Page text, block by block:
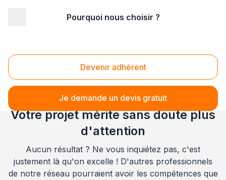
Pourquoi nous choisir ?
Devenir adhérent
Je demande un devis gratuit
Volet Cheylard-l'Évêque (48300)
Votre projet mérite sans doute plus
d'attention
Aucun résultat ? Ne vous inquiétez pas, c'est
justement là qu'on excelle ! D'autres professionnels
de notre réseau pourraient avoir les compétences que